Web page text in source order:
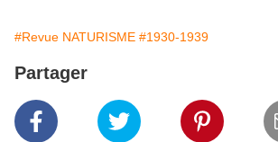
#Revue NATURISME #1930-1939
Partager